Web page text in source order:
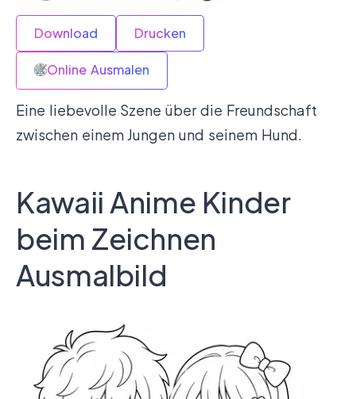
Download Drucken
Online Ausmalen
Eine liebevolle Szene über die Freundschaft
zwischen einem Jungen und seinem Hund.
Kawaii Anime Kinder
beim Zeichnen
Ausmalbild